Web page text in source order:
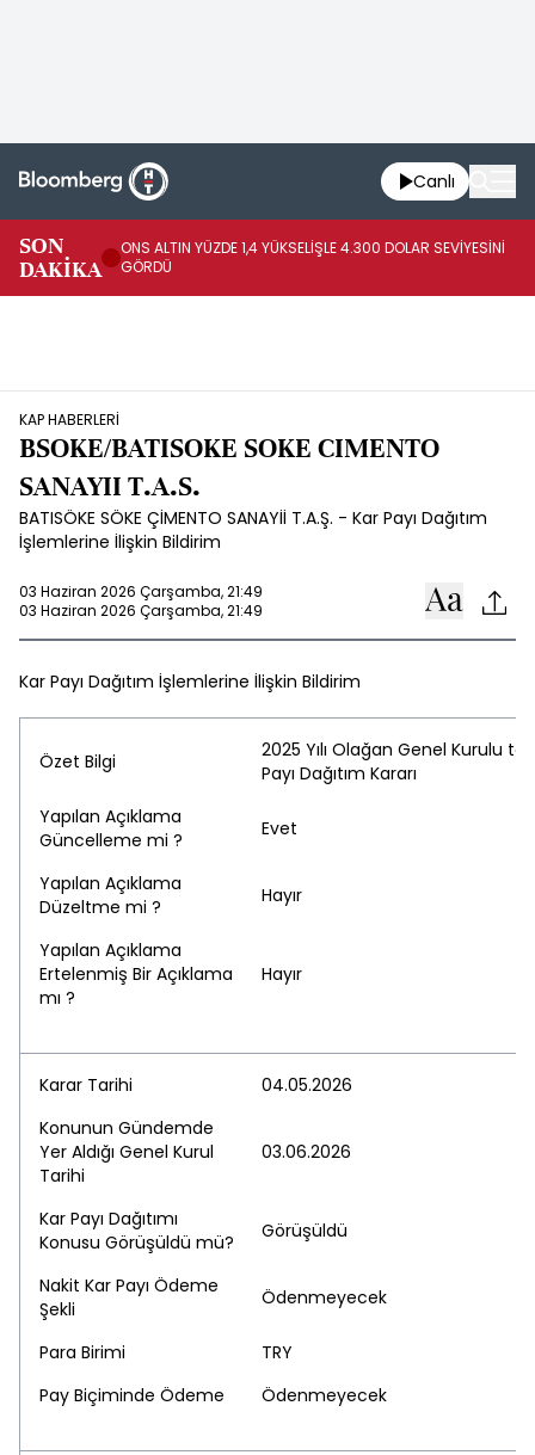
Canlı
SON
DAKİKA
ONS ALTIN YÜZDE 1,4 YÜKSELİŞLE 4.300 DOLAR SEVİYESİNİ
GÖRDÜ
KAP HABERLERİ
BSOKE/BATISOKE SOKE CIMENTO
SANAYII T.A.S.
BATISÖKE SÖKE ÇİMENTO SANAYİİ T.A.Ş. - Kar Payı Dağıtım
İşlemlerine İlişkin Bildirim
03 Haziran 2026 Çarşamba, 21:49
03 Haziran 2026 Çarşamba, 21:49
Kar Payı Dağıtım İşlemlerine İlişkin Bildirim
Özet Bilgi
2025 Yılı Olağan Genel Kurulu
Payı Dağıtım Kararı
Yapılan Açıklama
Güncelleme mi ?
Evet
Yapılan Açıklama
Düzeltme mi ?
Hayır
Yapılan Açıklama
Ertelenmiş Bir Açıklama
mı ?
Hayır
Karar Tarihi
04.05.2026
Konunun Gündemde
Yer Aldığı Genel Kurul
Tarihi
03.06.2026
Kar Payı Dağıtımı
Konusu Görüşüldü mü?
Görüşüldü
Nakit Kar Payı Ödeme
Şekli
Ödenmeyecek
Para Birimi
TRY
Pay Biçiminde Ödeme
Ödenmeyecek